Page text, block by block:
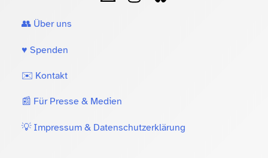
👥 Über uns
♥️ Spenden
✉️ Kontakt
📰 Für Presse & Medien
💡 Impressum & Datenschutzerklärung